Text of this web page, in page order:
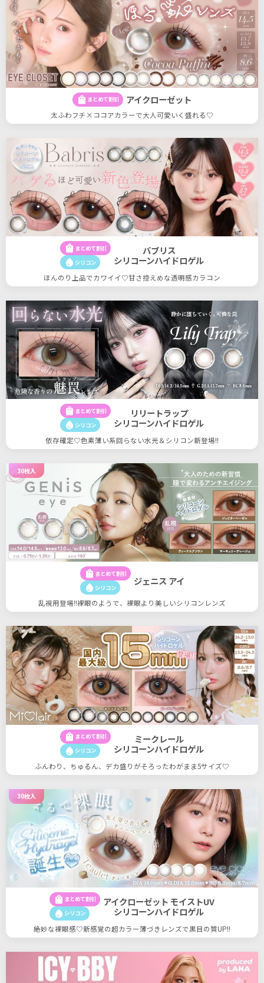
35
shopping_bag まとめて割引 アイクローゼット
太ふわフチ×ココアカラーで大人可愛いく盛れる♡
shopping_bag まとめて割引
water_drop シリコン
バブリス
シリコーンハイドロゲル
ほんのり上品でカワイイ♡甘さ控えめな透明感カラコン
shopping_bag まとめて割引
water_drop シリコン
リリートラップ
シリコーンハイドロゲル
依存確定♡色素薄い系回らない水光＆シリコン新登場!!
30枚入
shopping_bag まとめて割引
water_drop シリコン
ジェニス アイ
乱視用登場!!裸眼のようで、裸眼より美しいシリコンレンズ
shopping_bag まとめて割引
water_drop シリコン
ミークレール
シリコーンハイドロゲル
ふんわり、ちゅるん、デカ盛りがそろったわがまま5サイズ♡
30枚入
shopping_bag まとめて割引
water_drop シリコン
アイクローゼット モイストUV
シリコーンハイドロゲル
絶妙な裸眼感♡新感覚の超カラー薄づきレンズで黒目の質UP!!